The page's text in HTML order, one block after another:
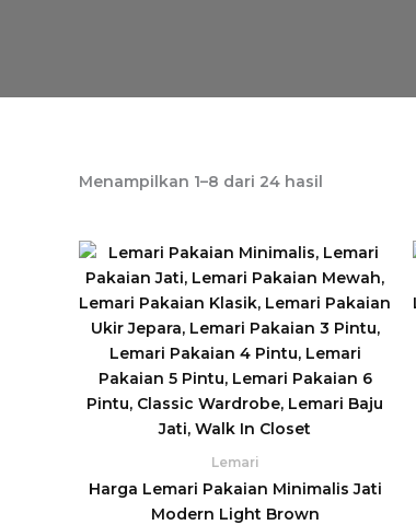
Menampilkan 1–8 dari 24 hasil
Lemari
Harga Lemari Pakaian Minimalis Jati
Modern Light Brown